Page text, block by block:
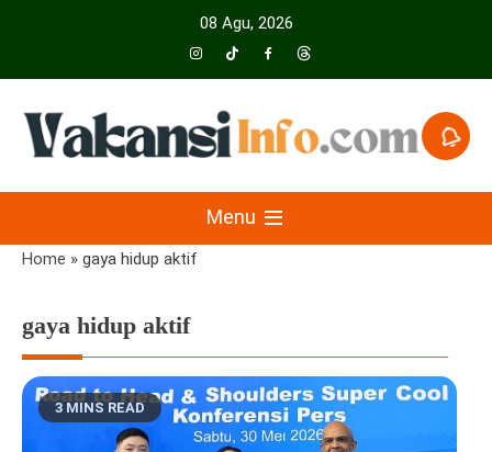
08 Agu, 2026
VakansiinfoMenu
Home » gaya hidup aktif
gaya hidup aktif
3 MINS READ